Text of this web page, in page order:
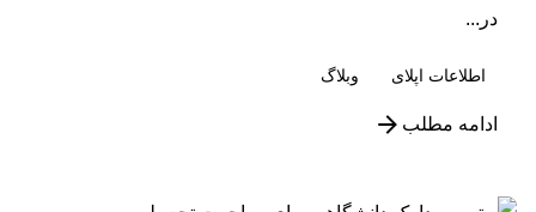
در...
اطلاعات اپلای وبلاگ
ادامه مطلب